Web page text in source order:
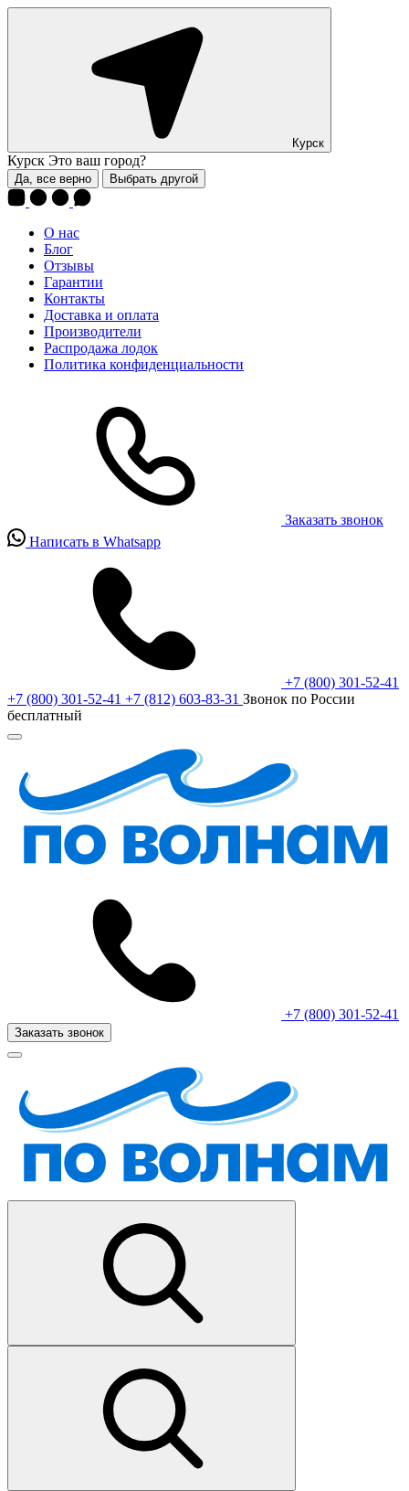
Курск
Курск Это ваш город?
Да, все верно Выбрать другой
О нас
Блог
Отзывы
Гарантии
Контакты
Доставка и оплата
Производители
Распродажа лодок
Политика конфиденциальности
Заказать звонок
Написать в Whatsapp
+7 (800) 301-52-41
+7 (800) 301-52-41 +7 (812) 603-83-31 Звонок по России
бесплатный
+7 (800) 301-52-41
Заказать звонок